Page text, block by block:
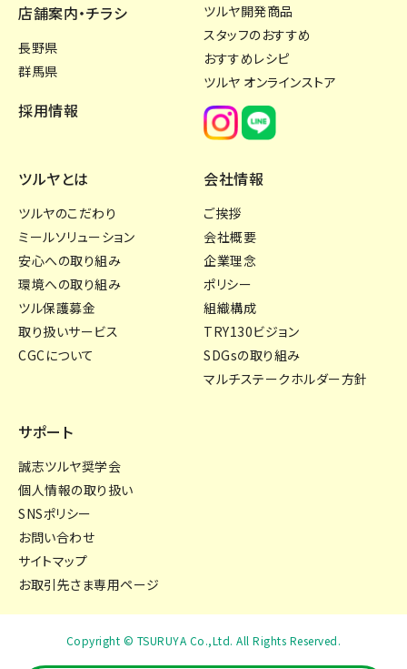
店舗案内・チラシ
長野県
群馬県
採用情報
ツルヤ開発商品
スタッフのおすすめ
おすすめレシピ
ツルヤ オンラインストア
ツルヤとは
ツルヤのこだわり
ミールソリューション
安心への取り組み
環境への取り組み
ツル保護募金
取り扱いサービス
CGCについて
会社情報
ご挨拶
会社概要
企業理念
ポリシー
組織構成
TRY130ビジョン
SDGsの取り組み
マルチステークホルダー方針
サポート
誠志ツルヤ奨学会
個人情報の取り扱い
SNSポリシー
お問い合わせ
サイトマップ
お取引先さま専用ページ
Copyright © TSURUYA Co.,Ltd. All Rights Reserved.